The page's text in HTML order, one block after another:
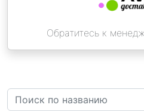
Обратитесь к